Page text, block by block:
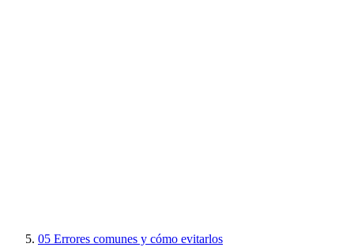
05 Errores comunes y cómo evitarlos